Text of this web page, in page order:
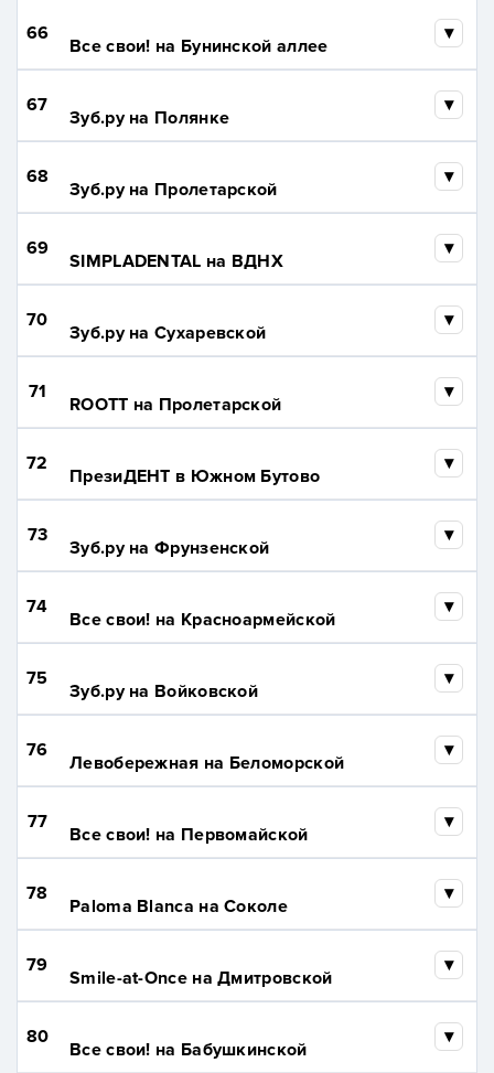
66
Все cвои! на Бунинской аллее
67
Зуб.ру на Полянке
68
Зуб.ру на Пролетарской
69
SIMPLADENTAL на ВДНХ
70
Зуб.ру на Сухаревской
71
ROOTT на Пролетарской
72
ПрезиДЕНТ в Южном Бутово
73
Зуб.ру на Фрунзенской
74
Все свои! на Красноармейской
75
Зуб.ру на Войковской
76
Левобережная на Беломорской
77
Все свои! на Первомайской
78
Paloma Blanca на Соколе
79
Smile-at-Once на Дмитровской
80
Все свои! на Бабушкинской